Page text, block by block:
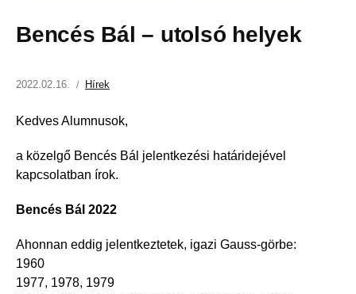
Bencés Bál – utolsó helyek
2022.02.16. Hírek
Kedves Alumnusok,
a közelgő Bencés Bál jelentkezési határidejével
kapcsolatban írok.
Bencés Bál 2022
​​​​​​​​​​​​​​​​​​​​​​Ahonnan eddig jelentkeztetek, igazi Gauss-görbe:
1960
1977, 1978, 1979